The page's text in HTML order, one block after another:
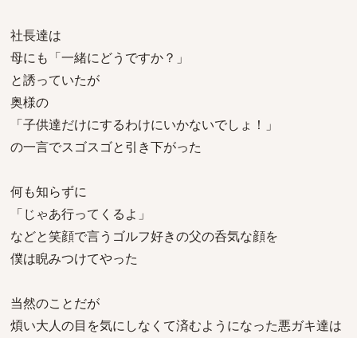
社長達は
母にも「一緒にどうですか？」
と誘っていたが
奥様の
「子供達だけにするわけにいかないでしょ！」
の一言でスゴスゴと引き下がった
何も知らずに
「じゃあ行ってくるよ」
などと笑顔で言うゴルフ好きの父の呑気な顔を
僕は睨みつけてやった
当然のことだが
煩い大人の目を気にしなくて済むようになった悪ガキ達は